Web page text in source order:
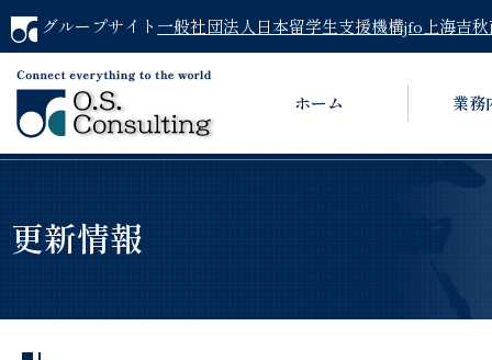
グループサイト 一般社団法人日本留学生支援機構jfo 上海吉
ホーム 業務
更新情報